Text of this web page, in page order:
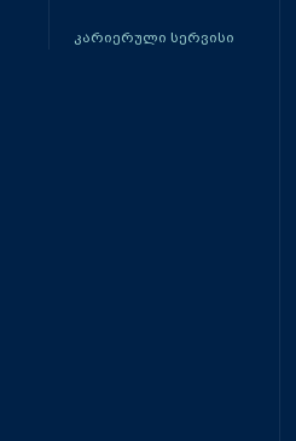
კარიერული სერვისი